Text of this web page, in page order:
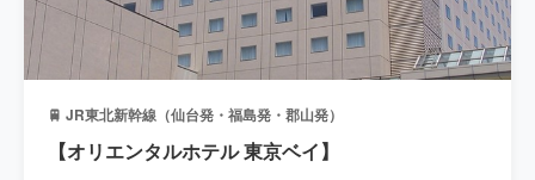
🚆 JR東北新幹線（仙台発・福島発・郡山発）
【オリエンタルホテル 東京ベイ】